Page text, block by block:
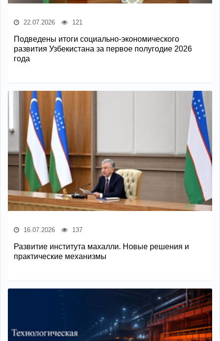
22.07.2026 121
Подведены итоги социально-экономического
развития Узбекистана за первое полугодие 2026
года
16.07.2026 137
Развитие института махалли. Новые решения и
практические механизмы